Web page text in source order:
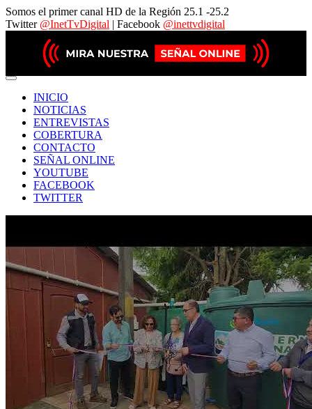
Somos el primer canal HD de la Región 25.1 -25.2
Twitter @InetTvDigital | Facebook @inettvdigital
INICIO
NOTICIAS
ENTREVISTAS
COBERTURA
CONTACTO
SEÑAL ONLINE
YOUTUBE
FACEBOOK
TWITTER